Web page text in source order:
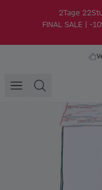
2Tage 22
FINAL SALE | -